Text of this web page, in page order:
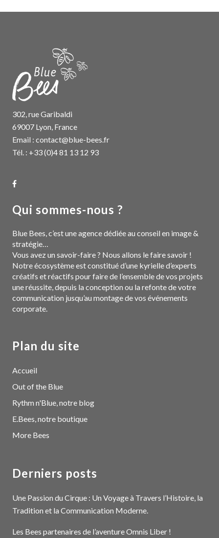
302, rue Garibaldi
69007 Lyon, France
Email : contact@blue-bees.fr
Tél. : +33 (0)4 81 13 12 93
Qui sommes-nous ?
Blue Bees, c’est une agence dédiée au conseil en image &
stratégie…
Vous avez un savoir-faire ? Nous allons le faire savoir !
Notre écosystème est constitué d’une kyrielle d’experts
créatifs et réactifs pour faire de l’ensemble de vos projets
une réussite, depuis la conception ou la refonte de votre
communication jusqu’au montage de vos événements
corporate.
Plan du site
Accueil
Out of the Blue
Rythm n'Blue, notre blog
E.Bees, notre boutique
More Bees
Derniers posts
Une Passion du Cirque : Un Voyage à Travers l’Histoire, la
Tradition et la Communication Moderne.
Les Bees partenaires de l’aventure Omnis Liber !